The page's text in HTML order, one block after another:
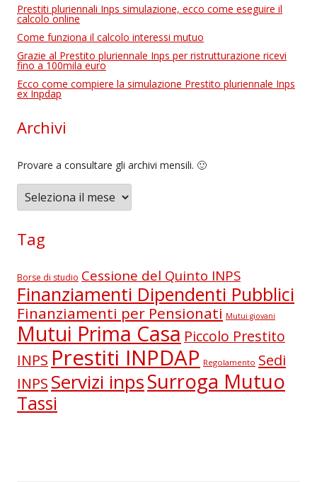
a
p
e
r
:
Prestiti pluriennali Inps simulazione, ecco come eseguire il
calcolo online
Come funziona il calcolo interessi mutuo
Grazie al Prestito pluriennale Inps per ristrutturazione ricevi
fino a 100mila euro
Ecco come compiere la simulazione Prestito pluriennale Inps
ex Inpdap
Archivi
Provare a consultare gli archivi mensili. 🙂
r
h
v
Tag
Borse di studio Cessione del Quinto INPS
Finanziamenti Dipendenti Pubblici
Finanziamenti per Pensionati Mutui giovani
Mutui Prima Casa Piccolo Prestito
INPS Prestiti INPDAP Regolamento Sedi
INPS Servizi inpsSurroga Mutuo
Tassi